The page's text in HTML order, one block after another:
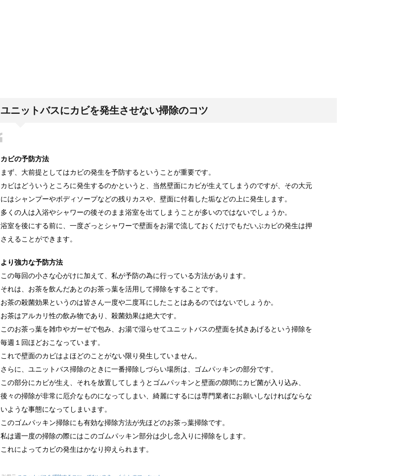
登山専門店をのぞいてみると様々なメーカーから登山につかえる便...
余ったシチューやカレーの保存方法とリメイク料理！
小さな子供からお年寄りまで、幅広い年代層の人に人気のあるメニ...
男だって自分で作る楽しい料理！
最近は男性でも料理を作る方が増えてますよね。ある調査によると...
トイレ掃除はどこからすると効果的なのか？！
みなさんはトイレ掃除、どこから掃除していますか？実はトイレに...
観葉植物でおしゃれ部屋を作る！ 初心者向けの種類と方法！
つい人を呼びたくなるような、自慢したいほどおしゃれな部屋って...
色々な作業に音楽を聴いて集中する方法！
ユニットバスにカビを発生させない掃除のコツ
カビの予防方法
まず、大前提としてはカビの発生を予防するということが重要です。
カビはどういうところに発生するのかというと、当然壁面にカビが生えてしまうのですが、その大元
にはシャンプーやボディソープなどの残りカスや、壁面に付着した垢などの上に発生します。
多くの人は入浴やシャワーの後そのまま浴室を出てしまうことが多いのではないでしょうか。
浴室を後にする前に、一度ざっとシャワーで壁面をお湯で流しておくだけでもだいぶカビの発生は押
さえることができます。
より強力な予防方法
この毎回の小さな心がけに加えて、私が予防の為に行っている方法があります。
それは、お茶を飲んだあとのお茶っ葉を活用して掃除をすることです。
お茶の殺菌効果というのは皆さん一度や二度耳にしたことはあるのではないでしょうか。
お茶はアルカリ性の飲み物であり、殺菌効果は絶大です。
このお茶っ葉を雑巾やガーゼで包み、お湯で湿らせてユニットバスの壁面を拭きあげるという掃除を
毎週１回ほどおこなっています。
これで壁面のカビはよほどのことがない限り発生していません。
さらに、ユニットバス掃除のときに一番掃除しづらい場所は、ゴムパッキンの部分です。
この部分にカビが生え、それを放置してしまうとゴムパッキンと壁面の隙間にカビ菌が入り込み、
後々の掃除が非常に厄介なものになってしまい、綺麗にするには専門業者にお願いしなければならな
いような事態になってしまいます。
このゴムパッキン掃除にも有効な掃除方法が先ほどのお茶っ葉掃除です。
私は週一度の掃除の際にはこのゴムパッキン部分は少し念入りに掃除をします。
これによってカビの発生はかなり抑えられます。